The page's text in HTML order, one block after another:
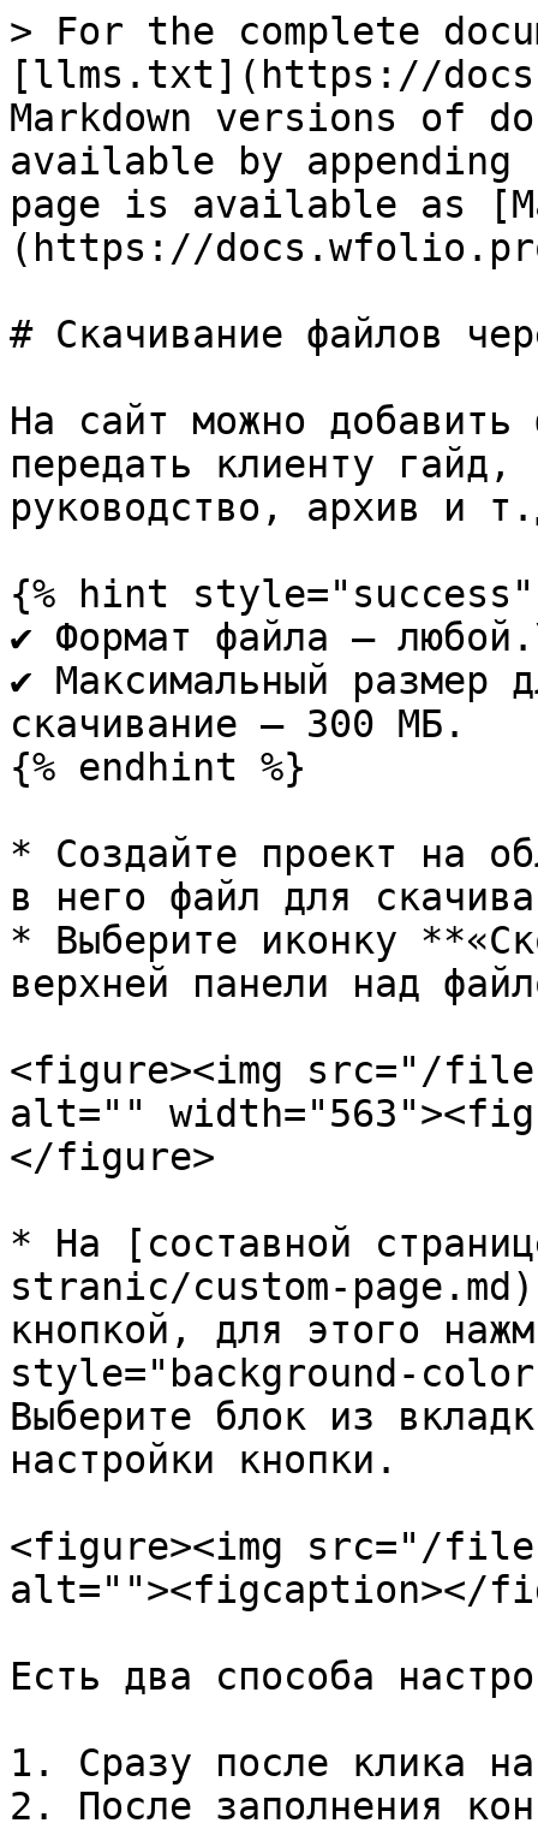
> For the complete
[llms.txt](https://
Markdown versions of
available by
page is available as
(https://
# Скачивание файлов
На сайт можно
передать клиенту
руководство, архив и
{% hint style="success"
✔ Формат файла —
✔ Максимальный размер
скачивание — 300 МБ.
{% endhint %}
* Создайте проект на
в него файл для
* Выберите иконку
верхней панели над
<figure><img src="/files/
alt=""
</figure>
* На [составной
stranic/custom-
кнопкой, для этого
style="background-
Выберите блок из
настройки кнопки.
<figure><img src="/files/
alt=""><figcaption></
Есть два способа
1. Сразу после клика
2. После заполнения